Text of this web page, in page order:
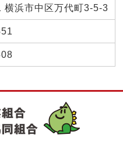
横浜市中区万代町3-5-3